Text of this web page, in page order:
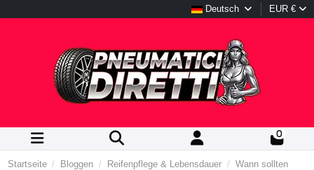
Deutsch EUR €
0
Startseite Bloggen Reifenpflege & Lebensdauer
Wann sollten